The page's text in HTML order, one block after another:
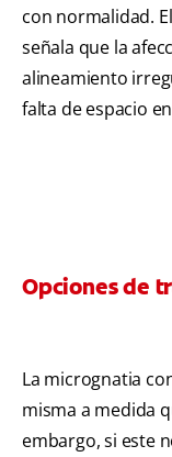
con normalidad.
señala que la
alineamiento
falta de espacio
Opciones de
La micrognatia
misma a medida
embargo, si este